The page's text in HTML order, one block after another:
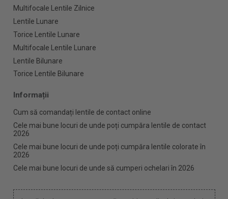
Multifocale Lentile Zilnice
Lentile Lunare
Torice Lentile Lunare
Multifocale Lentile Lunare
Lentile Bilunare
Torice Lentile Bilunare
Informații
Cum să comandați lentile de contact online
Cele mai bune locuri de unde poți cumpăra lentile de contact
2026
Cele mai bune locuri de unde poți cumpăra lentile colorate în
2026
Cele mai bune locuri de unde să cumperi ochelari în 2026